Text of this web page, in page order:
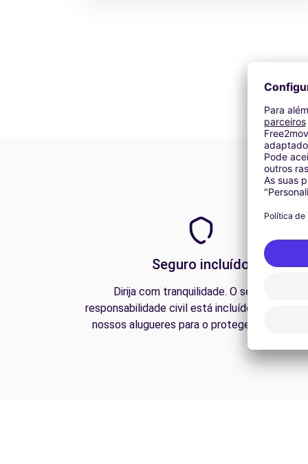
Seguro incluído
Dirija com tranquilidade. O seguro de
responsabilidade civil está incluído em todos
nossos alugueres para o proteger na